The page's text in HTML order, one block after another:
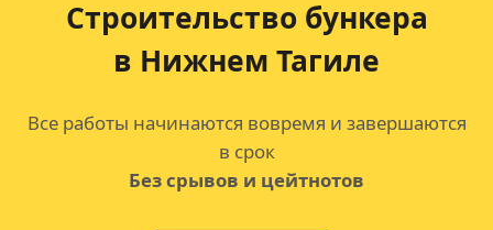
Строительство бункера
в Нижнем Тагиле
Все работы начинаются вовремя и завершаются
в срок
Без срывов и цейтнотов